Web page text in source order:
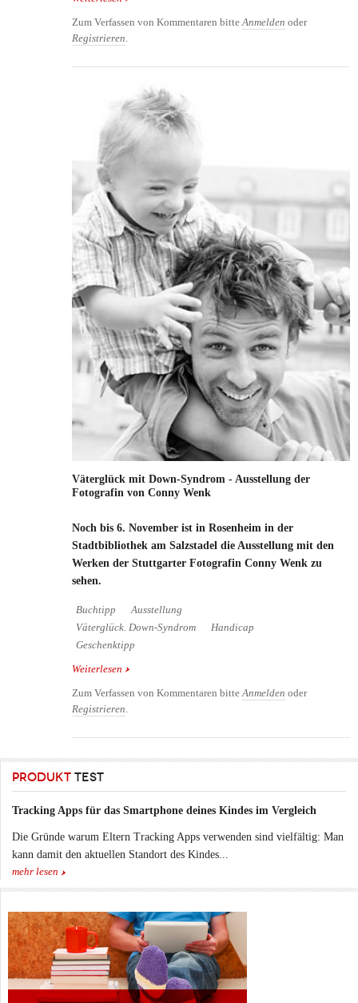
Zum Verfassen von Kommentaren bitteAnmelden oder
Registrieren.
Väterglück mit Down-Syndrom - Ausstellung der
Fotografin von Conny Wenk
Noch bis 6. November ist in Rosenheim in der
Stadtbibliothek am Salzstadel die Ausstellung mit den
Werken der Stuttgarter Fotografin Conny Wenk zu
sehen.
Buchtipp
Ausstellung
Väterglück. Down-Syndrom
Handicap
Geschenktipp
Weiterlesen über Väterglück mit Down-Syndrom - Ausstellung
Zum Verfassen von Kommentaren bitteAnmelden oder
Registrieren.
PRODUKT TEST
Tracking Apps für das Smartphone deines Kindes im Vergleich
Die Gründe warum Eltern Tracking Apps verwenden sind vielfältig: Man
kann damit den aktuellen Standort des Kindes...
mehr lesen